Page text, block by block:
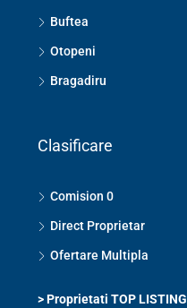
Buftea
Otopeni
Bragadiru
Clasificare
Comision 0
Direct Proprietar
Ofertare Multipla
>Proprietati TOP LISTING